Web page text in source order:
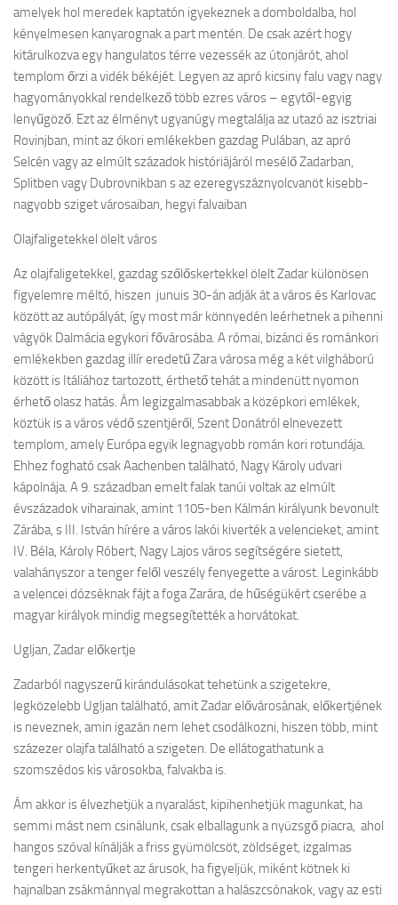
amelyek hol meredek kaptatón igyekeznek a domboldalba, hol
kényelmesen kanyarognak a part mentén. De csak azért hogy
kitárulkozva egy hangulatos térre vezessék az útonjárót, ahol
templom őrzi a vidék békéjét. Legyen az apró kicsiny falu vagy nagy
hagyományokkal rendelkező több ezres város – egytől-egyig
lenyűgöző. Ezt az élményt ugyanúgy megtalálja az utazó az isztriai
Rovinjban, mint az ókori emlékekben gazdag Pulában, az apró
Selcén vagy az elmúlt századok históriájáról mesélő Zadarban,
Splitben vagy Dubrovnikban s az ezeregyszáznyolcvanöt kisebb-
nagyobb sziget városaiban, hegyi falvaiban
Olajfaligetekkel ölelt város
Az olajfaligetekkel, gazdag szőlőskertekkel ölelt Zadar különösen
figyelemre méltó, hiszen junuis 30-án adják át a város és Karlovac
között az autópályát, így most már könnyedén leérhetnek a pihenni
vágyók Dalmácia egykori fővárosába. A római, bizánci és románkori
emlékekben gazdag illír eredetű Zara városa még a két vilgháború
között is Itáliához tartozott, érthető tehát a mindenütt nyomon
érhető olasz hatás. Ám legizgalmasabbak a középkori emlékek,
köztük is a város védő szentjéről, Szent Donátról elnevezett
templom, amely Európa egyik legnagyobb román kori rotundája.
Ehhez fogható csak Aachenben található, Nagy Károly udvari
kápolnája. A 9. században emelt falak tanúi voltak az elmúlt
évszázadok viharainak, amint 1105-ben Kálmán királyunk bevonult
Zárába, s III. István hírére a város lakói kiverték a velencieket, amint
IV. Béla, Károly Róbert, Nagy Lajos város segítségére sietett,
valahányszor a tenger felől veszély fenyegette a várost. Leginkább
a velencei dózséknak fájt a foga Zarára, de hűségükért cserébe a
magyar királyok mindig megsegítették a horvátokat.
Ugljan, Zadar előkertje
Zadarból nagyszerű kirándulásokat tehetünk a szigetekre,
legközelebb Ugljan található, amit Zadar elővárosának, előkertjének
is neveznek, amin igazán nem lehet csodálkozni, hiszen több, mint
százezer olajfa található a szigeten. De ellátogathatunk a
szomszédos kis városokba, falvakba is.
Ám akkor is élvezhetjük a nyaralást, kipihenhetjük magunkat, ha
semmi mást nem csinálunk, csak elballagunk a nyüzsgő piacra, ahol
hangos szóval kínálják a friss gyümölcsöt, zöldséget, izgalmas
tengeri herkentyűket az árusok, ha figyeljük, miként kötnek ki
hajnalban zsákmánnyal megrakottan a halászcsónakok, vagy az esti